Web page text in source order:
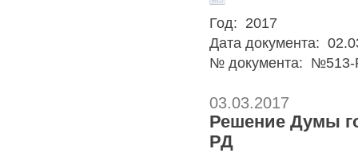
Год: 2017
Дата документа:
№ документа:
03.03.2017
Решение Думы
РД